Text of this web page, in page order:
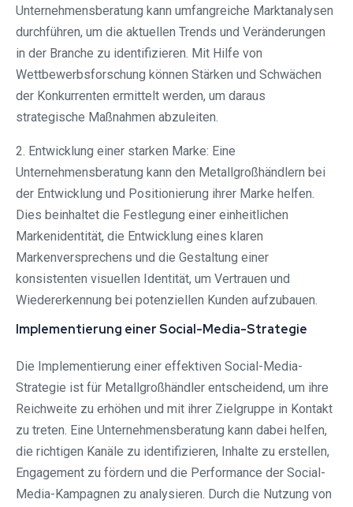
Unternehmensberatung kann umfangreiche Marktanalysen
durchführen, um die aktuellen Trends und Veränderungen
in der Branche zu identifizieren. Mit Hilfe von
Wettbewerbsforschung können Stärken und Schwächen
der Konkurrenten ermittelt werden, um daraus
strategische Maßnahmen abzuleiten.
2. Entwicklung einer starken Marke: Eine
Unternehmensberatung kann den Metallgroßhändlern bei
der Entwicklung und Positionierung ihrer Marke helfen.
Dies beinhaltet die Festlegung einer einheitlichen
Markenidentität, die Entwicklung eines klaren
Markenversprechens und die Gestaltung einer
konsistenten visuellen Identität, um Vertrauen und
Wiedererkennung bei potenziellen Kunden aufzubauen.
Implementierung einer Social-Media-Strategie
Die Implementierung einer effektiven Social-Media-
Strategie ist für Metallgroßhändler entscheidend, um ihre
Reichweite zu erhöhen und mit ihrer Zielgruppe in Kontakt
zu treten. Eine Unternehmensberatung kann dabei helfen,
die richtigen Kanäle zu identifizieren, Inhalte zu erstellen,
Engagement zu fördern und die Performance der Social-
Media-Kampagnen zu analysieren. Durch die Nutzung von